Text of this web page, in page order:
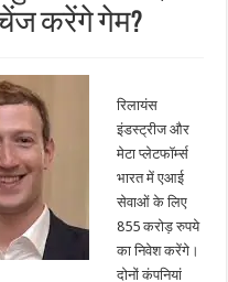
करेंगे गेम?
रिलायंस
इंडस्ट्रीज और
मेटा प्लेटफॉर्म्स
भारत में एआई
सेवाओं के लिए
855 करोड़ रुपये
का निवेश करेंगे।
दोनों कंपनियां